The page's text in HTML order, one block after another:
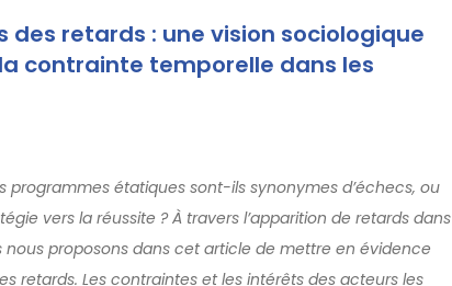
des retards : une vision sociologique
contrainte temporelle dans les
programmes étatiques sont-ils synonymes d’échecs, ou
vers la réussite ? À travers l’apparition de retards dans
proposons dans cet article de mettre en évidence
retards. Les contraintes et les intérêts des acteurs les